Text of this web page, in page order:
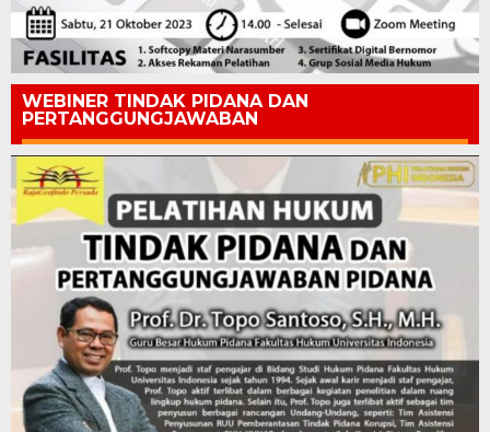
WEBINER TINDAK PIDANA DAN
PERTANGGUNGJAWABAN